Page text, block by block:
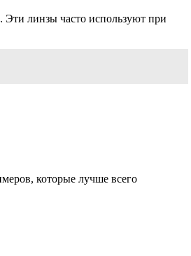
Эти линзы часто используют при
которые лучше всего